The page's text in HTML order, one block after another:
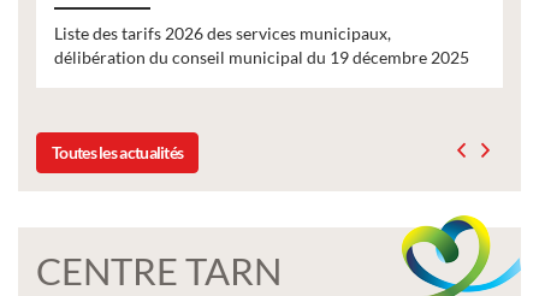
Liste des tarifs 2026 des services municipaux,
délibération du conseil municipal du 19 décembre 2025
Toutes les actualités
CENTRE TARN